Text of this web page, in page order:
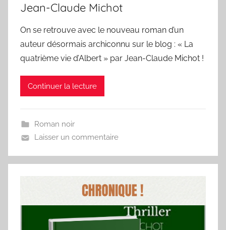
Jean-Claude Michot
On se retrouve avec le nouveau roman d’un
auteur désormais archiconnu sur le blog : « La
quatrième vie d’Albert » par Jean-Claude Michot !
Continuer la lecture
Roman noir
Laisser un commentaire